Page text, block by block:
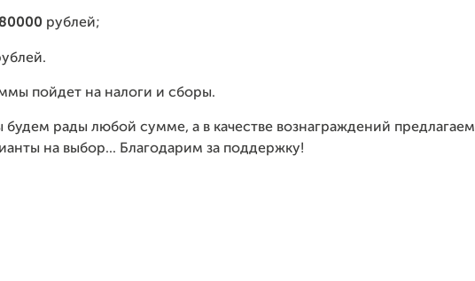
рублей;
пойдет на налоги и сборы.
рады любой сумме, а в качестве вознаграждений предлагаем
на выбор... Благодарим за поддержку!